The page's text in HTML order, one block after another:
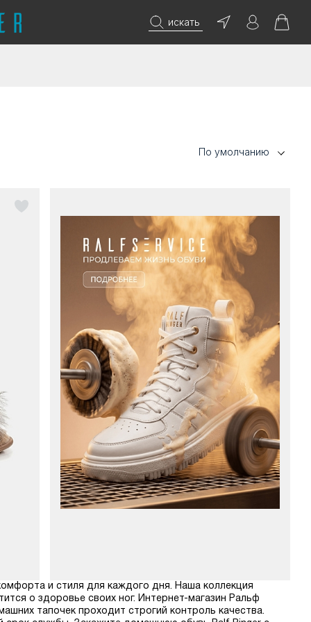
искать
По умолчанию
и стиля для каждого дня. Наша коллекция
о здоровье своих ног. Интернет-магазин Ральф
тапочек проходит строгий контроль качества.